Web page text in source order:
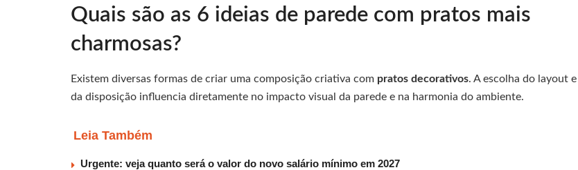
Quais são as 6 ideias de parede com pratos mais
charmosas?
Existem diversas formas de criar uma composição criativa com pratos decorativos. A escolha do layout e
da disposição influencia diretamente no impacto visual da parede e na harmonia do ambiente.
Leia Também
Urgente: veja quanto será o valor do novo salário mínimo em 2027